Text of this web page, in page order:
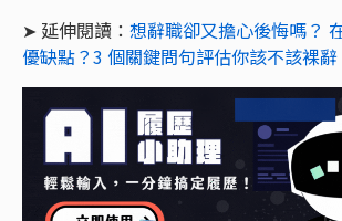
➤ 延伸閱讀： 想辭職卻又擔心後悔嗎？
優缺點？3 個關鍵問句評估你該不該裸辭